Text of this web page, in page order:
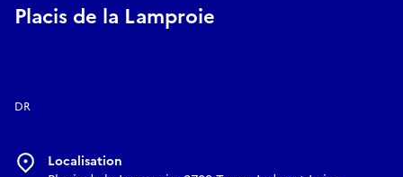
resa@epoktour.fr
Placis de la Lamproie
DR
Localisation